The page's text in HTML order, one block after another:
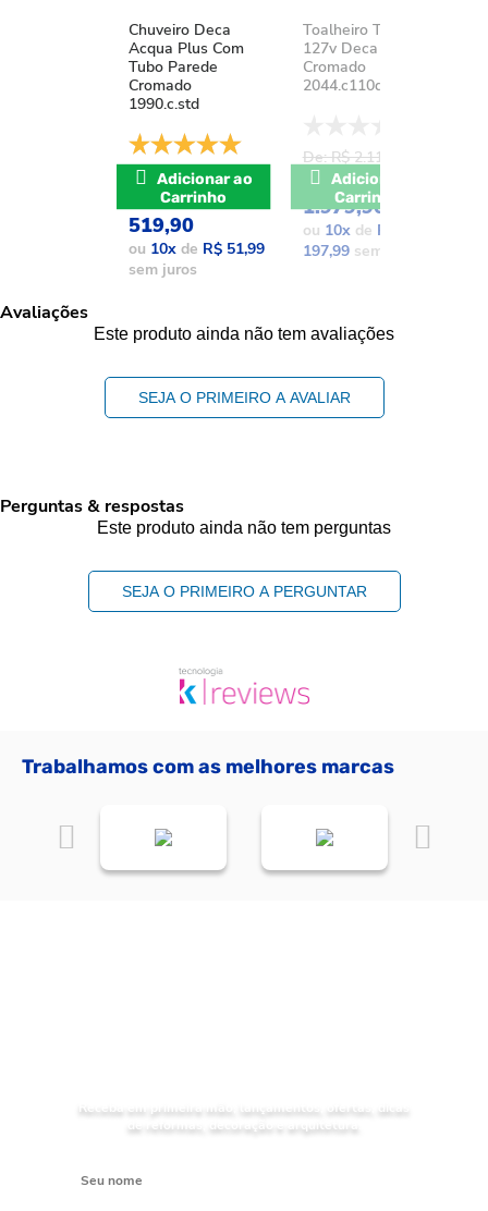
Chuveiro Deca
Acqua Plus Com
Tubo Parede
Cromado
1990.c.std
De: R$ 741,17
POR: R$
519,90
ou 10xde R$ 51,99
sem juros
Carrinho
Toalheiro Térmico
127v Deca You
Cromado
2044.c110d.aqc
De: R$ 2.111,37
POR: R$
1.979,90
ou 10xde R$
197,99sem juros
Carrinho
Avaliações
Este produto ainda não tem avaliações
SEJA O PRIMEIRO A AVALIAR
Perguntas & respostas
Este produto ainda não tem perguntas
SEJA O PRIMEIRO A PERGUNTAR
Trabalhamos com as melhores marcas
Receba em primeira mão, lançamentos, ofertas, dicas
de reformas, decoração e arquitetura.